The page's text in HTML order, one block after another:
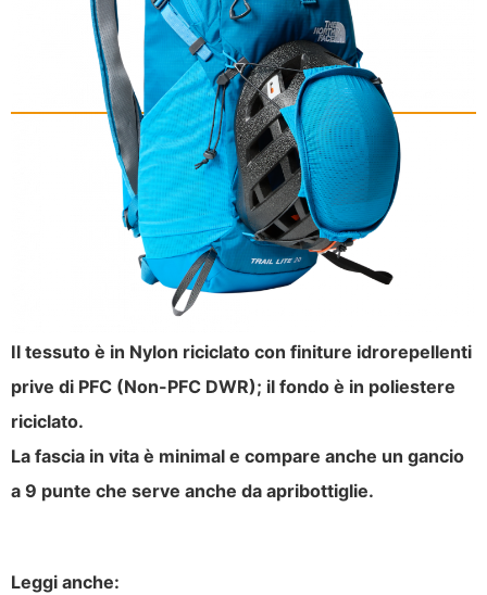
Il tessuto è in Nylon riciclato con finiture idrorepellenti
prive di PFC (Non-PFC DWR); il fondo è in poliestere
riciclato.
La fascia in vita è minimal e compare anche un gancio
a 9 punte che serve anche da apribottiglie.
Leggi anche: